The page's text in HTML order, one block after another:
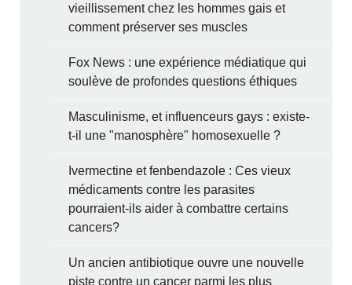
vieillissement chez les hommes gais et
comment préserver ses muscles
Fox News : une expérience médiatique qui
soulève de profondes questions éthiques
Masculinisme, et influenceurs gays : existe-
t-il une "manosphère" homosexuelle ?
Ivermectine et fenbendazole : Ces vieux
médicaments contre les parasites
pourraient-ils aider à combattre certains
cancers?
Un ancien antibiotique ouvre une nouvelle
piste contre un cancer parmi les plus